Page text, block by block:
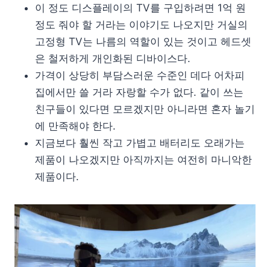
이 정도 디스플레이의 TV를 구입하려면 1억 원
정도 줘야 할 거라는 이야기도 나오지만 거실의
고정형 TV는 나름의 역할이 있는 것이고 헤드셋
은 철저하게 개인화된 디바이스다.
가격이 상당히 부담스러운 수준인 데다 어차피
집에서만 쓸 거라 자랑할 수가 없다. 같이 쓰는
친구들이 있다면 모르겠지만 아니라면 혼자 놀기
에 만족해야 한다.
지금보다 훨씬 작고 가볍고 배터리도 오래가는
제품이 나오겠지만 아직까지는 여전히 마니악한
제품이다.